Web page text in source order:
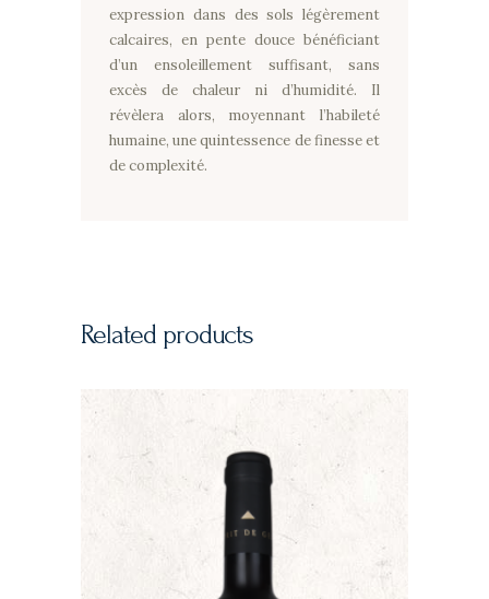
expression dans des sols légèrement
calcaires, en pente douce bénéficiant
d’un ensoleillement suffisant, sans
excès de chaleur ni d’humidité. Il
révèlera alors, moyennant l’habileté
humaine, une quintessence de finesse et
de complexité.
Related products